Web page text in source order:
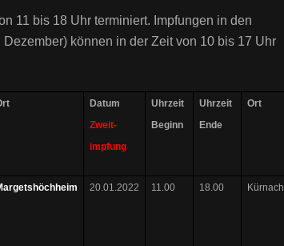
11 bis 18 Uhr terminiert. Impfungen in den
können in der Zeit von 10 bis 17 Uhr
Datum
Zweit-
impfung
Uhrzeit
Beginn
Uhrzeit
Ende
Ort
20.01.2022 11.00 18.00 Kürnach